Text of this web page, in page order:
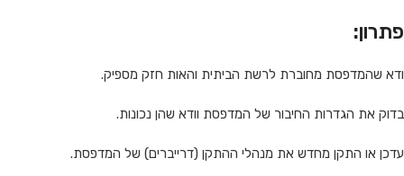
פתרון:
ודא שהמדפסת מחוברת לרשת הביתית והאות חזק מספיק.
בדוק את הגדרות החיבור של המדפסת וודא שהן נכונות.
עדכן או התקן מחדש את מנהלי ההתקן (דרייברים) של המדפסת.